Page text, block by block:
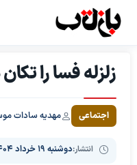
زلزله فسا را
اجتماعی مهدیه سادات
انتشار:دوشنبه ۱۹ خرداد ۱۴۰۴، ساعت ۱۸:۱۲